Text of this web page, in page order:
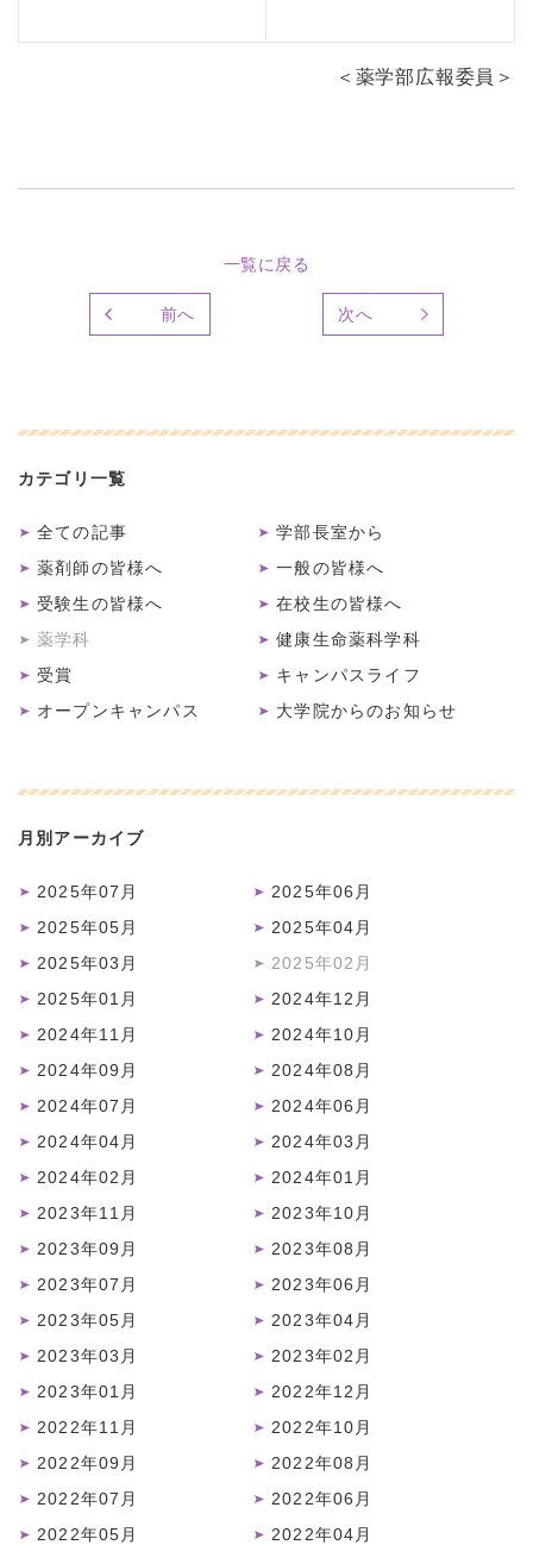
＜薬学部広報委員＞
前へ
一覧に戻る
次へ
カテゴリ一覧
全ての記事
学部長室から
薬剤師の皆様へ
一般の皆様へ
受験生の皆様へ
在校生の皆様へ
薬学科
健康生命薬科学科
受賞
キャンパスライフ
オープンキャンパス
大学院からのお知らせ
月別アーカイブ
2025年07月
2025年06月
2025年05月
2025年04月
2025年03月
2025年02月
2025年01月
2024年12月
2024年11月
2024年10月
2024年09月
2024年08月
2024年07月
2024年06月
2024年04月
2024年03月
2024年02月
2024年01月
2023年11月
2023年10月
2023年09月
2023年08月
2023年07月
2023年06月
2023年05月
2023年04月
2023年03月
2023年02月
2023年01月
2022年12月
2022年11月
2022年10月
2022年09月
2022年08月
2022年07月
2022年06月
2022年05月
2022年04月